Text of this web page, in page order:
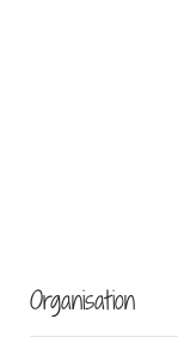
Organisation